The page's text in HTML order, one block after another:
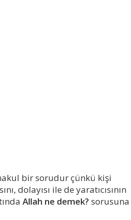
bir sorudur çünkü kişi
dolayısı ile de yaratıcısının
Allah ne demek? sorusuna